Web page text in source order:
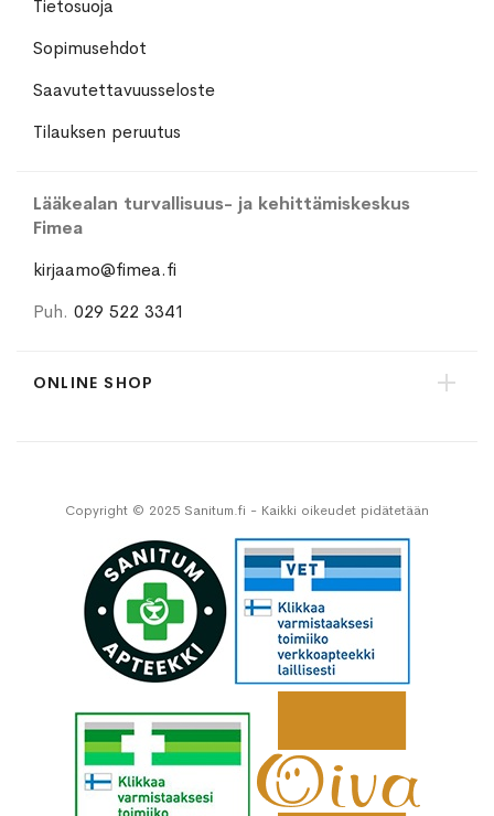
Tietosuoja
Sopimusehdot
Saavutettavuusseloste
Tilauksen peruutus
Lääkealan turvallisuus- ja kehittämiskeskus
Fimea
kirjaamo@fimea.fi
Puh. 029 522 3341
ONLINE SHOP
Copyright © 2025 Sanitum.fi - Kaikki oikeudet pidätetään